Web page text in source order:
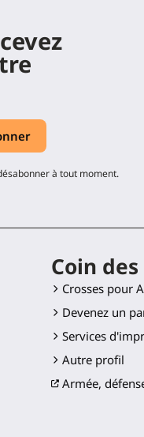
à tout moment.
Coin
Crosses pour
Devenez un
Services
Autre profil
Armée,